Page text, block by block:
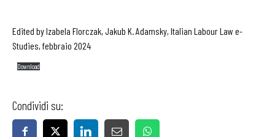
Edited by Izabela Florczak, Jakub K. Adamsky, Italian Labour Law e-
Studies, febbraio 2024
Download
Condividi su: